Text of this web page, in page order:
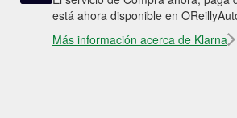
está ahora disponible en
Más información acerca de Klarna